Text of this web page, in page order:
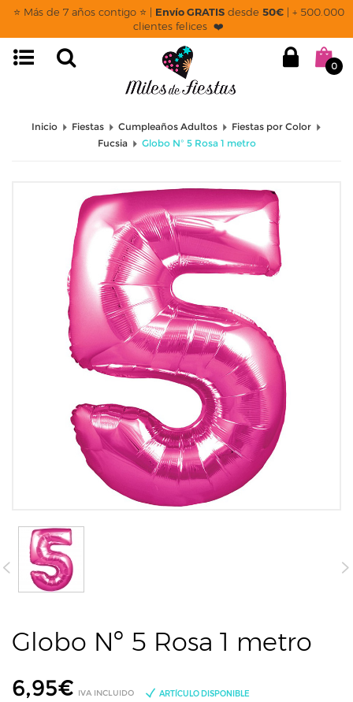
⭐ Más de 7 años contigo ⭐ | Envío GRATISdesde 50€| + 500.000
clientes felices ❤️
0
Inicio Fiestas Cumpleaños Adultos
Fiestas por Color
Fucsia
Globo Nº 5 Rosa 1 metro
Globo Nº 5 Rosa 1 metro
6,95€ IVA INCLUIDO ARTÍCULO DISPONIBLE